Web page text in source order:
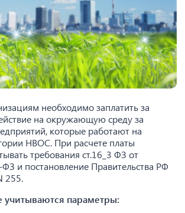
необходимо заплатить за
на окружающую среду за
которые работают на
НВОС. При расчете платы
требования ст.16_3 ФЗ от
и постановление Правительства РФ
255.
учитываются параметры: